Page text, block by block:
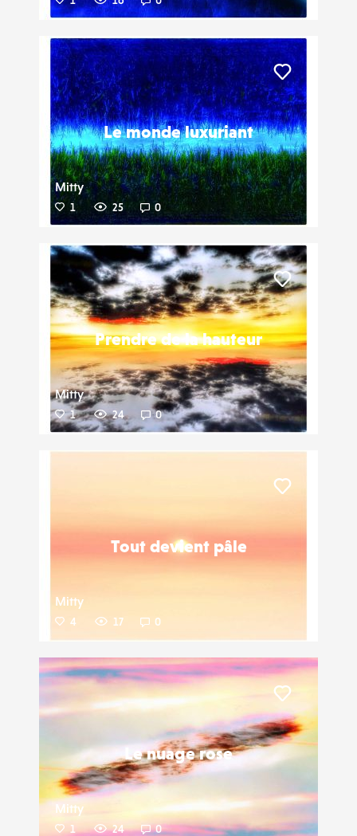
Le monde luxuriant
Mitty
1 25 0
Prendre de la hauteur
Mitty
1 24 0
Tout devient pâle
Mitty
4 17 0
Le nuage rose
Mitty
1 24 0